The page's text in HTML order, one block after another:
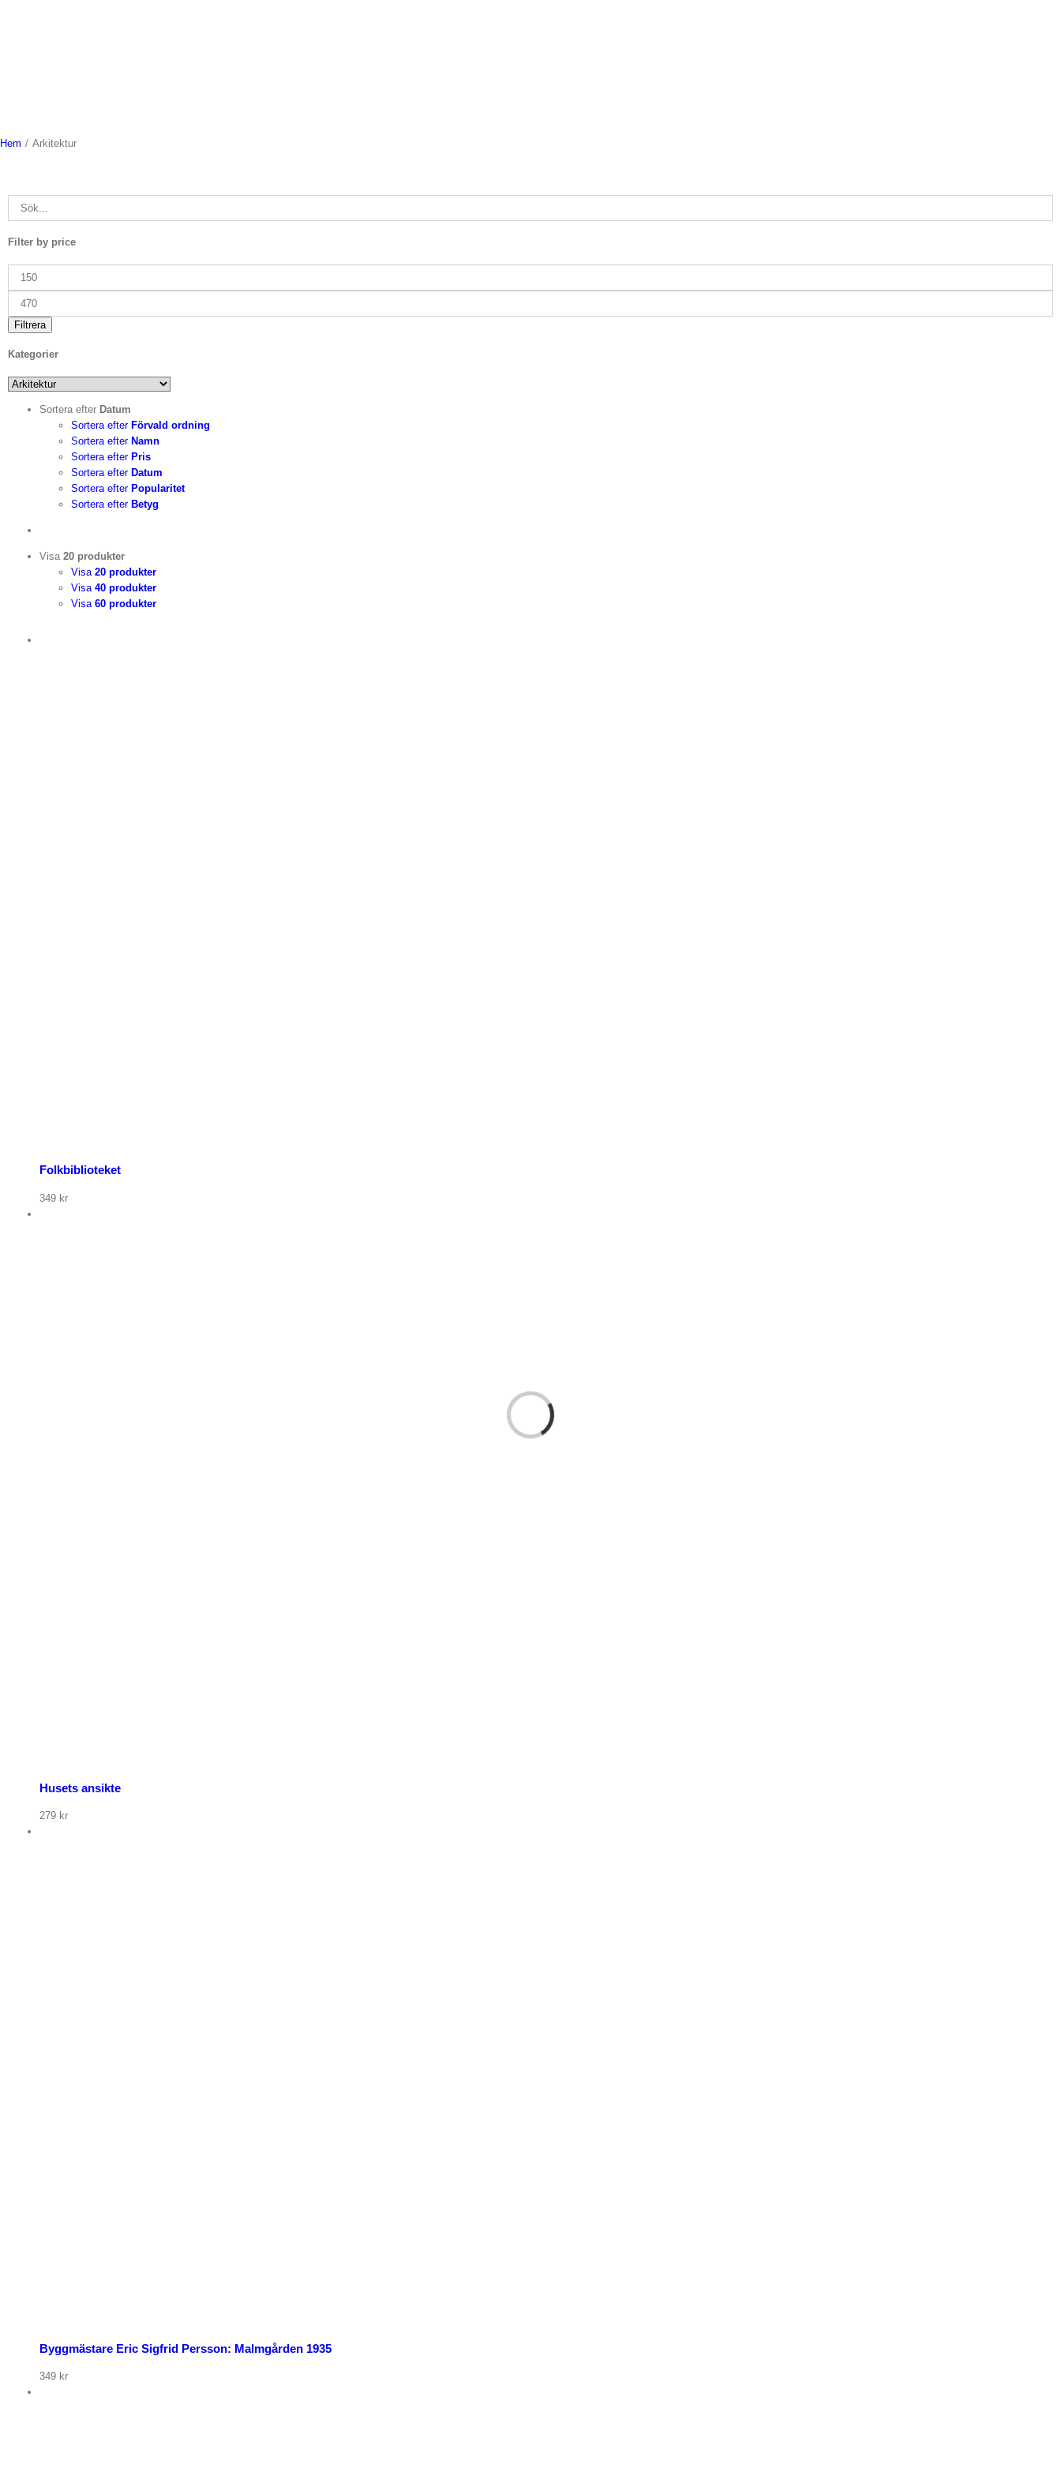
Hem / Arkitektur
Filter by price
Min
Max
Filtrera
Kategorier
Sortera efter Datum
Sortera efter Förvald ordning
Sortera efter Namn
Sortera efter Pris
Sortera efter Datum
Sortera efter Popularitet
Sortera efter Betyg
Visa 20 produkter
Visa 20 produkter
Visa 40 produkter
Visa 60 produkter
Folkbiblioteket
349 kr
Husets ansikte
279 kr
Byggmästare Eric Sigfrid Persson: Malmgården 1935
349 kr